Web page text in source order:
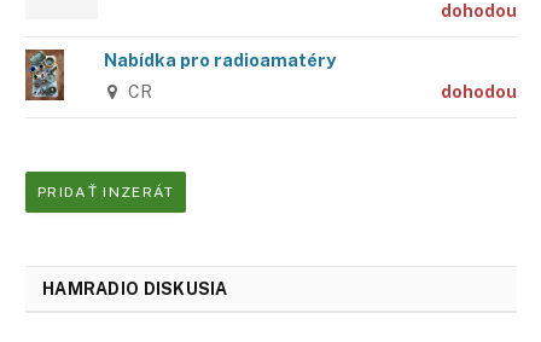
dohodou
Nabídka pro radioamatéry
CR dohodou
PRIDAŤ INZERÁT
HAMRADIO DISKUSIA